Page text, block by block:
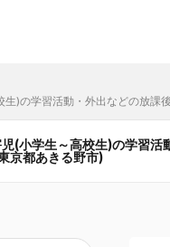
)の学習活動・外出などの
(小学生～高校生)の学習活
京都あきる野市)